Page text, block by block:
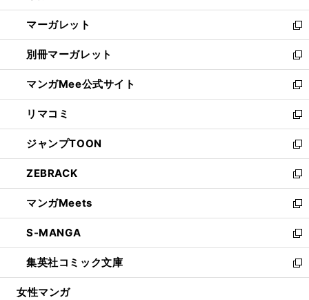
開
く
ウ
で
開
く
ン
ド
ウ
で
開
く
し
い
ウ
ィ
ン
ド
ウ
で
開
く
マーガレット
新
し
い
ウ
ィ
ン
ド
ウ
で
開
く
別冊マーガレット
新
し
い
ウ
ィ
ン
ド
ウ
で
開
く
マンガMee公式サイト
新
し
い
ウ
ィ
ン
ド
ウ
で
開
く
リマコミ
新
し
い
ウ
ィ
ン
ド
ウ
で
開
く
ジャンプTOON
新
し
い
ウ
ィ
ン
ド
ウ
で
開
ZEBRACK
新
し
い
ウ
ィ
ン
ド
ウ
マンガMeets
新
し
い
ウ
ィ
ン
S-MANGA
新
し
い
ウ
集英社コミック文庫
新
し
女性マンガ